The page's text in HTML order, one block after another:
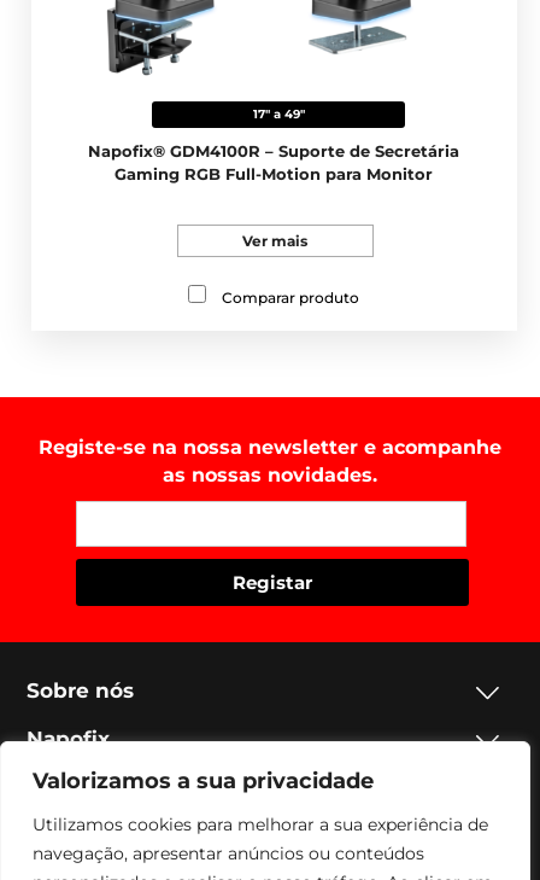
Valorizamos a sua privacidade
Utilizamos cookies para melhorar a sua experiência de
navegação, apresentar anúncios ou conteúdos
17" a 49"
Napofix® GDM4100R – Suporte de Secretária
Gaming RGB Full-Motion para Monitor
Ver mais
Comparar produto
Registe-se na nossa newsletter e acompanhe
as nossas novidades.
Sobre nós
Napofix
Contactos
Legal